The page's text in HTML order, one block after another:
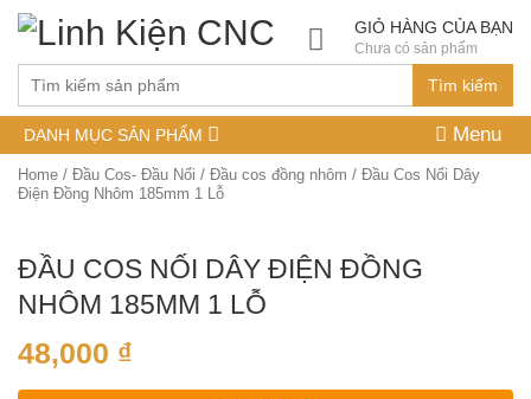
Tìm kiếm
GIỎ HÀNG CỦA BẠN
Chưa có sản phẩm
DANH MỤC SẢN PHẨM Menu
Home / Đầu Cos- Đầu Nối / Đầu cos đồng nhôm / Đầu Cos Nối Dây
Điện Đồng Nhôm 185mm 1 Lỗ
ĐẦU COS NỐI DÂY ĐIỆN ĐỒNG
NHÔM 185MM 1 LỖ
48,000 ₫